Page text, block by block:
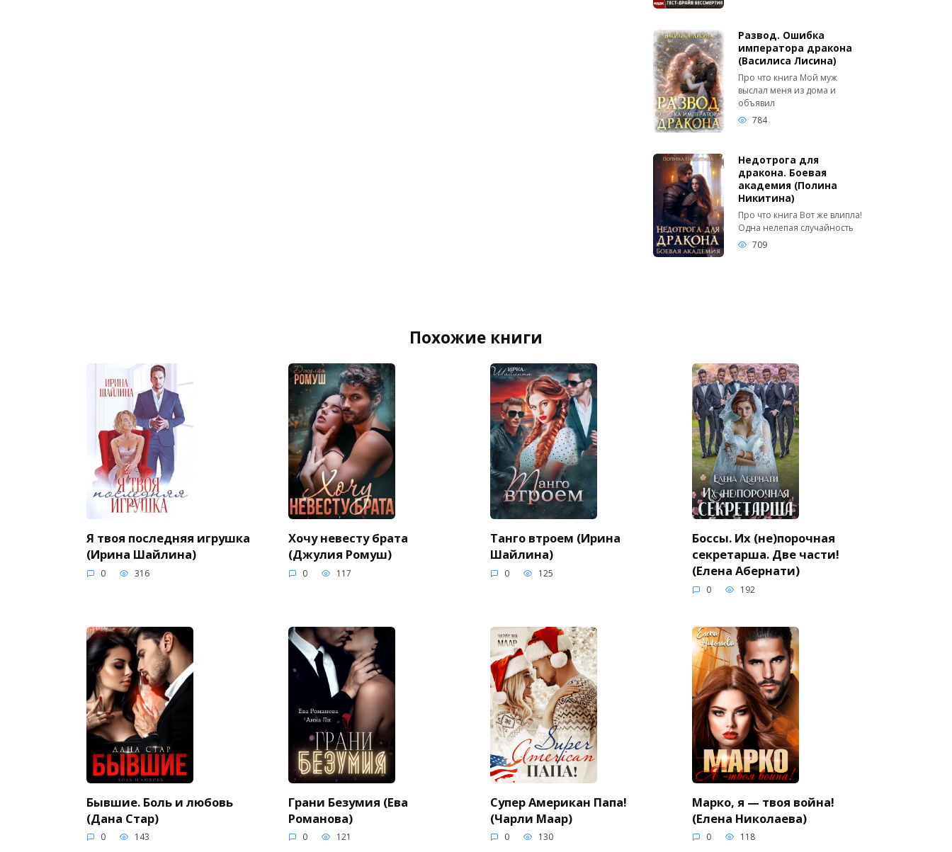
Развод. Ошибка
императора дракона
(Василиса Лисина)
Про что книга Мой муж
выслал меня из дома и
объявил
784
Недотрога для
дракона. Боевая
академия (Полина
Никитина)
Про что книга Вот же влипла!
Одна нелепая случайность
709
Похожие книги
Я твоя последняя игрушка
(Ирина Шайлина)
0 316
Хочу невесту брата
(Джулия Ромуш)
0 117
Танго втроем (Ирина
Шайлина)
0 125
Боссы. Их (не)порочная
секретарша. Две части!
(Елена Абернати)
0 192
Бывшие. Боль и любовь
(Дана Стар)
0 143
Грани Безумия (Ева
Романова)
0 121
Супер Американ Папа!
(Чарли Маар)
0 130
Марко, я — твоя война!
(Елена Николаева)
0 118